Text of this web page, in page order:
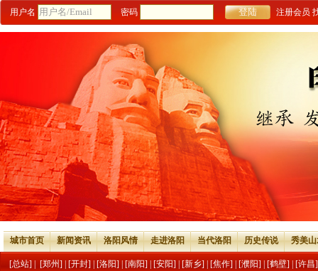
用户名 密码 注册会员
城市首页 新闻资讯 洛阳风情 走进洛阳 当代洛阳 历史传说 秀美
[总站] [郑州] [开封] [洛阳] [南阳] [安阳] [新乡] [焦作] [濮阳] [鹤壁] [许昌]